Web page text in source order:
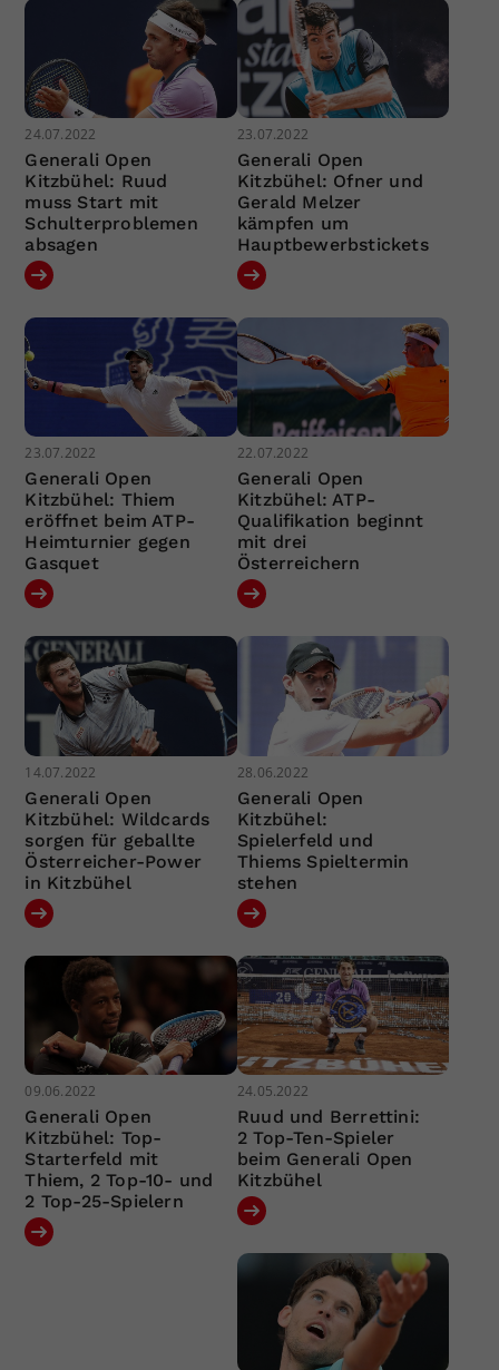
24.07.2022
Generali Open
Kitzbühel: Ruud
muss Start mit
Schulterproblemen
absagen
23.07.2022
Generali Open
Kitzbühel: Ofner und
Gerald Melzer
kämpfen um
Hauptbewerbstickets
23.07.2022
Generali Open
Kitzbühel: Thiem
eröffnet beim ATP-
Heimturnier gegen
Gasquet
22.07.2022
Generali Open
Kitzbühel: ATP-
Qualifikation beginnt
mit drei
Österreichern
14.07.2022
Generali Open
Kitzbühel: Wildcards
sorgen für geballte
Österreicher-Power
in Kitzbühel
28.06.2022
Generali Open
Kitzbühel:
Spielerfeld und
Thiems Spieltermin
stehen
09.06.2022
Generali Open
Kitzbühel: Top-
Starterfeld mit
Thiem, 2 Top-10- und
2 Top-25-Spielern
24.05.2022
Ruud und Berrettini:
2 Top-Ten-Spieler
beim Generali Open
Kitzbühel